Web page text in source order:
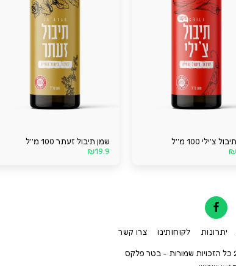
צ'ילי 100 מ''ל
₪
שמן תיבול זעתר 100 מ''ל
₪19.9
יתרונות לקוחותינו צרו קשר
בטר פלקס